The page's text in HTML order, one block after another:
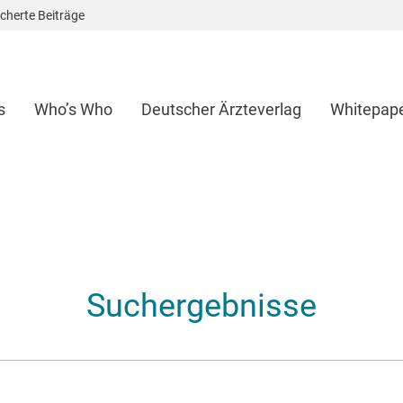
Beiträge
Who’s Who Deutscher Ärzteverlag
Suchergebnisse